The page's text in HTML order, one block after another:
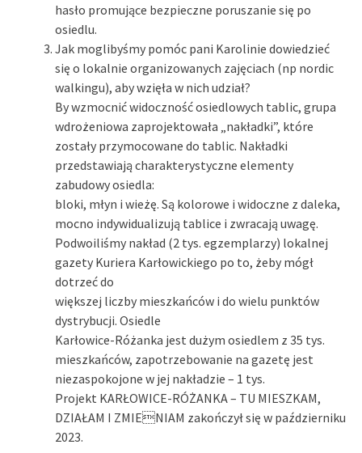
hasło promujące bezpieczne poruszanie się po
osiedlu.
Jak moglibyśmy pomóc pani Karolinie dowiedzieć
się o lokalnie organizowanych zajęciach (np nordic
walkingu), aby wzięła w nich udział?
By wzmocnić widoczność osiedlowych tablic, grupa
wdrożeniowa zaprojektowała „nakładki”, które
zostały przymocowane do tablic. Nakładki
przedstawiają charakterystyczne elementy
zabudowy osiedla:
bloki, młyn i wieżę. Są kolorowe i widoczne z daleka,
mocno indywidualizują tablice i zwracają uwagę.
Podwoiliśmy nakład (2 tys. egzemplarzy) lokalnej
gazety Kuriera Karłowickiego po to, żeby mógł
dotrzeć do
większej liczby mieszkańców i do wielu punktów
dystrybucji. Osiedle
Karłowice-Różanka jest dużym osiedlem z 35 tys.
mieszkańców, zapotrzebowanie na gazetę jest
niezaspokojone w jej nakładzie – 1 tys.
Projekt KARŁOWICE-RÓŻANKA – TU MIESZKAM,
DZIAŁAM I ZMIENIAM zakończył się w październiku
2023.